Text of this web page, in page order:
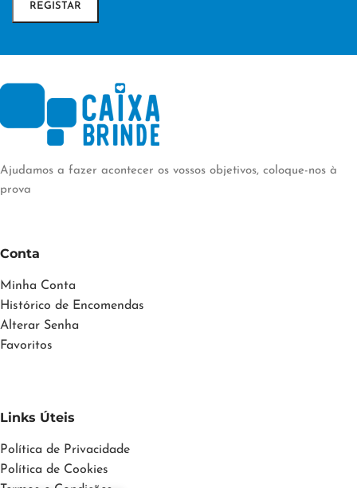
Ajudamos a fazer acontecer os vossos objetivos, coloque-nos à
prova
Conta
Minha Conta
Histórico de Encomendas
Alterar Senha
Favoritos
Links Úteis
Política de Privacidade
Política de Cookies